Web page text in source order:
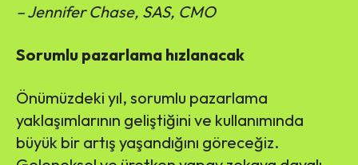
– Jennifer Chase, SAS, CMO
Sorumlu pazarlama hızlanacak
Önümüzdeki yıl, sorumlu pazarlama
yaklaşımlarının geliştiğini ve kullanımında
büyük bir artış yaşandığını göreceğiz.